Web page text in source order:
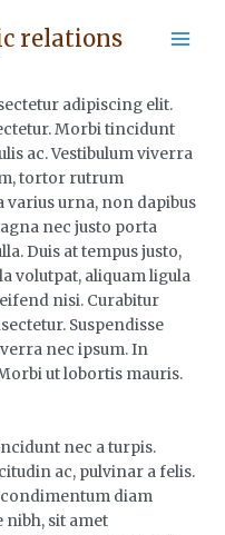
relations
adipiscing elit.
Morbi tincidunt
ac. Vestibulum viverra
tortor rutrum
varius urna, non dapibus
nec justo porta
Duis at tempus justo,
volutpat, aliquam ligula
nisi. Curabitur
Suspendisse
nec ipsum. In
ut lobortis mauris.
nec a turpis.
ac, pulvinar a felis.
diam
nibh, sit amet